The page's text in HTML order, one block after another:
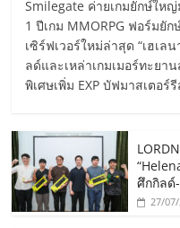
Smilegate ค่ายเกมยักษ์ให
1 ปีเกม MMORPG ฟอร์มยัก
เซิร์ฟเวอร์ใหม่ล่าสุด “เฮเล
ลด์และเหล่าเกมเมอร์ทะยา
พิเศษเพิ่ม EXP บัฟมาสเตอร์
ศึกกิลด์
27/